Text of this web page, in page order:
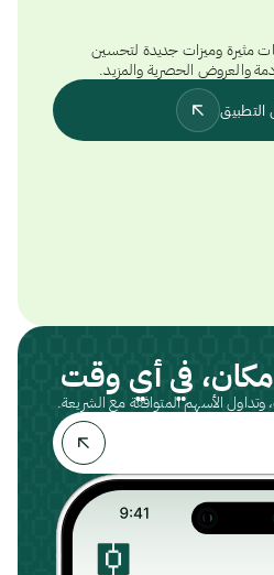
مثيرة وميزات جديدة لتحسين
والعروض الحصرية والمزيد.
في أي وقت
الأسهم المتوافقة مع الشريعة.